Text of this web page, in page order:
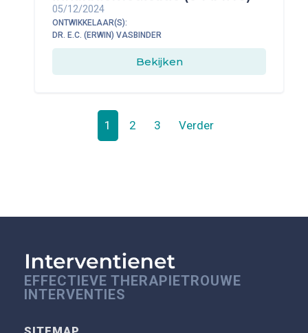
05/12/2024
ONTWIKKELAAR(S):
DR. E.C. (ERWIN) VASBINDER
Bekijken
1 2 3 Verder
EFFECTIEVE THERAPIETROUWE
INTERVENTIES